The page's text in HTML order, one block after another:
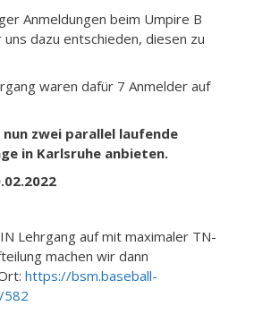
Anmeldungen beim Umpire B
dazu entschieden, diesen zu
waren dafür 7 Anmelder auf
zwei parallel laufende
in Karlsruhe anbieten.
Lehrgang auf mit maximaler TN-
machen wir dann
https://bsm.baseball-
582